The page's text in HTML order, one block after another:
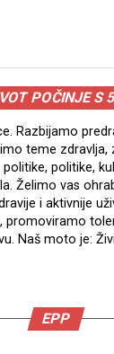
POČINJE S
Razbijamo
teme zdravlja,
politike,
Želimo vas
i aktivnije
promoviramo
Naš moto je:
EPP